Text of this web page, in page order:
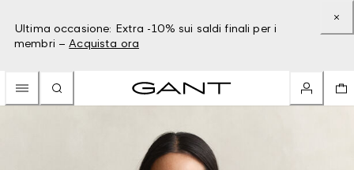
Ultima occasione: Extra -10% sui saldi finali per i
membri – Acquista ora